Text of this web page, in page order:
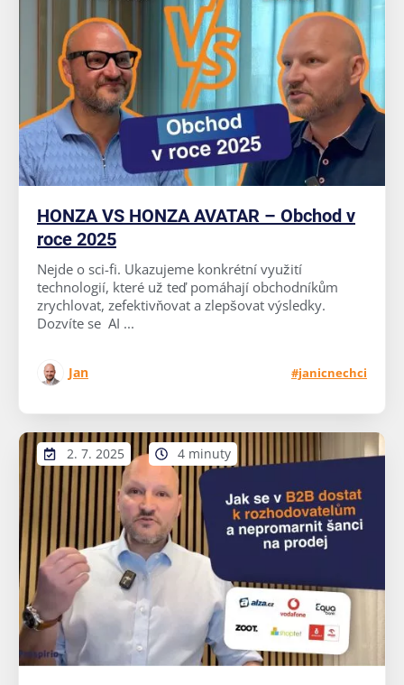
HONZA VS HONZA AVATAR – Obchod v
roce 2025
Nejde o sci-fi. Ukazujeme konkrétní využití
technologií, které už teď pomáhají obchodníkům
zrychlovat, zefektivňovat a zlepšovat výsledky.
Dozvíte se AI ...
Jan #janicnechci
2. 7. 2025 4 minuty